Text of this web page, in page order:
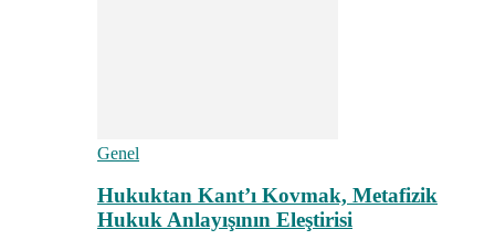
Genel
Hukuktan Kant’ı Kovmak, Metafizik
Hukuk Anlayışının Eleştirisi